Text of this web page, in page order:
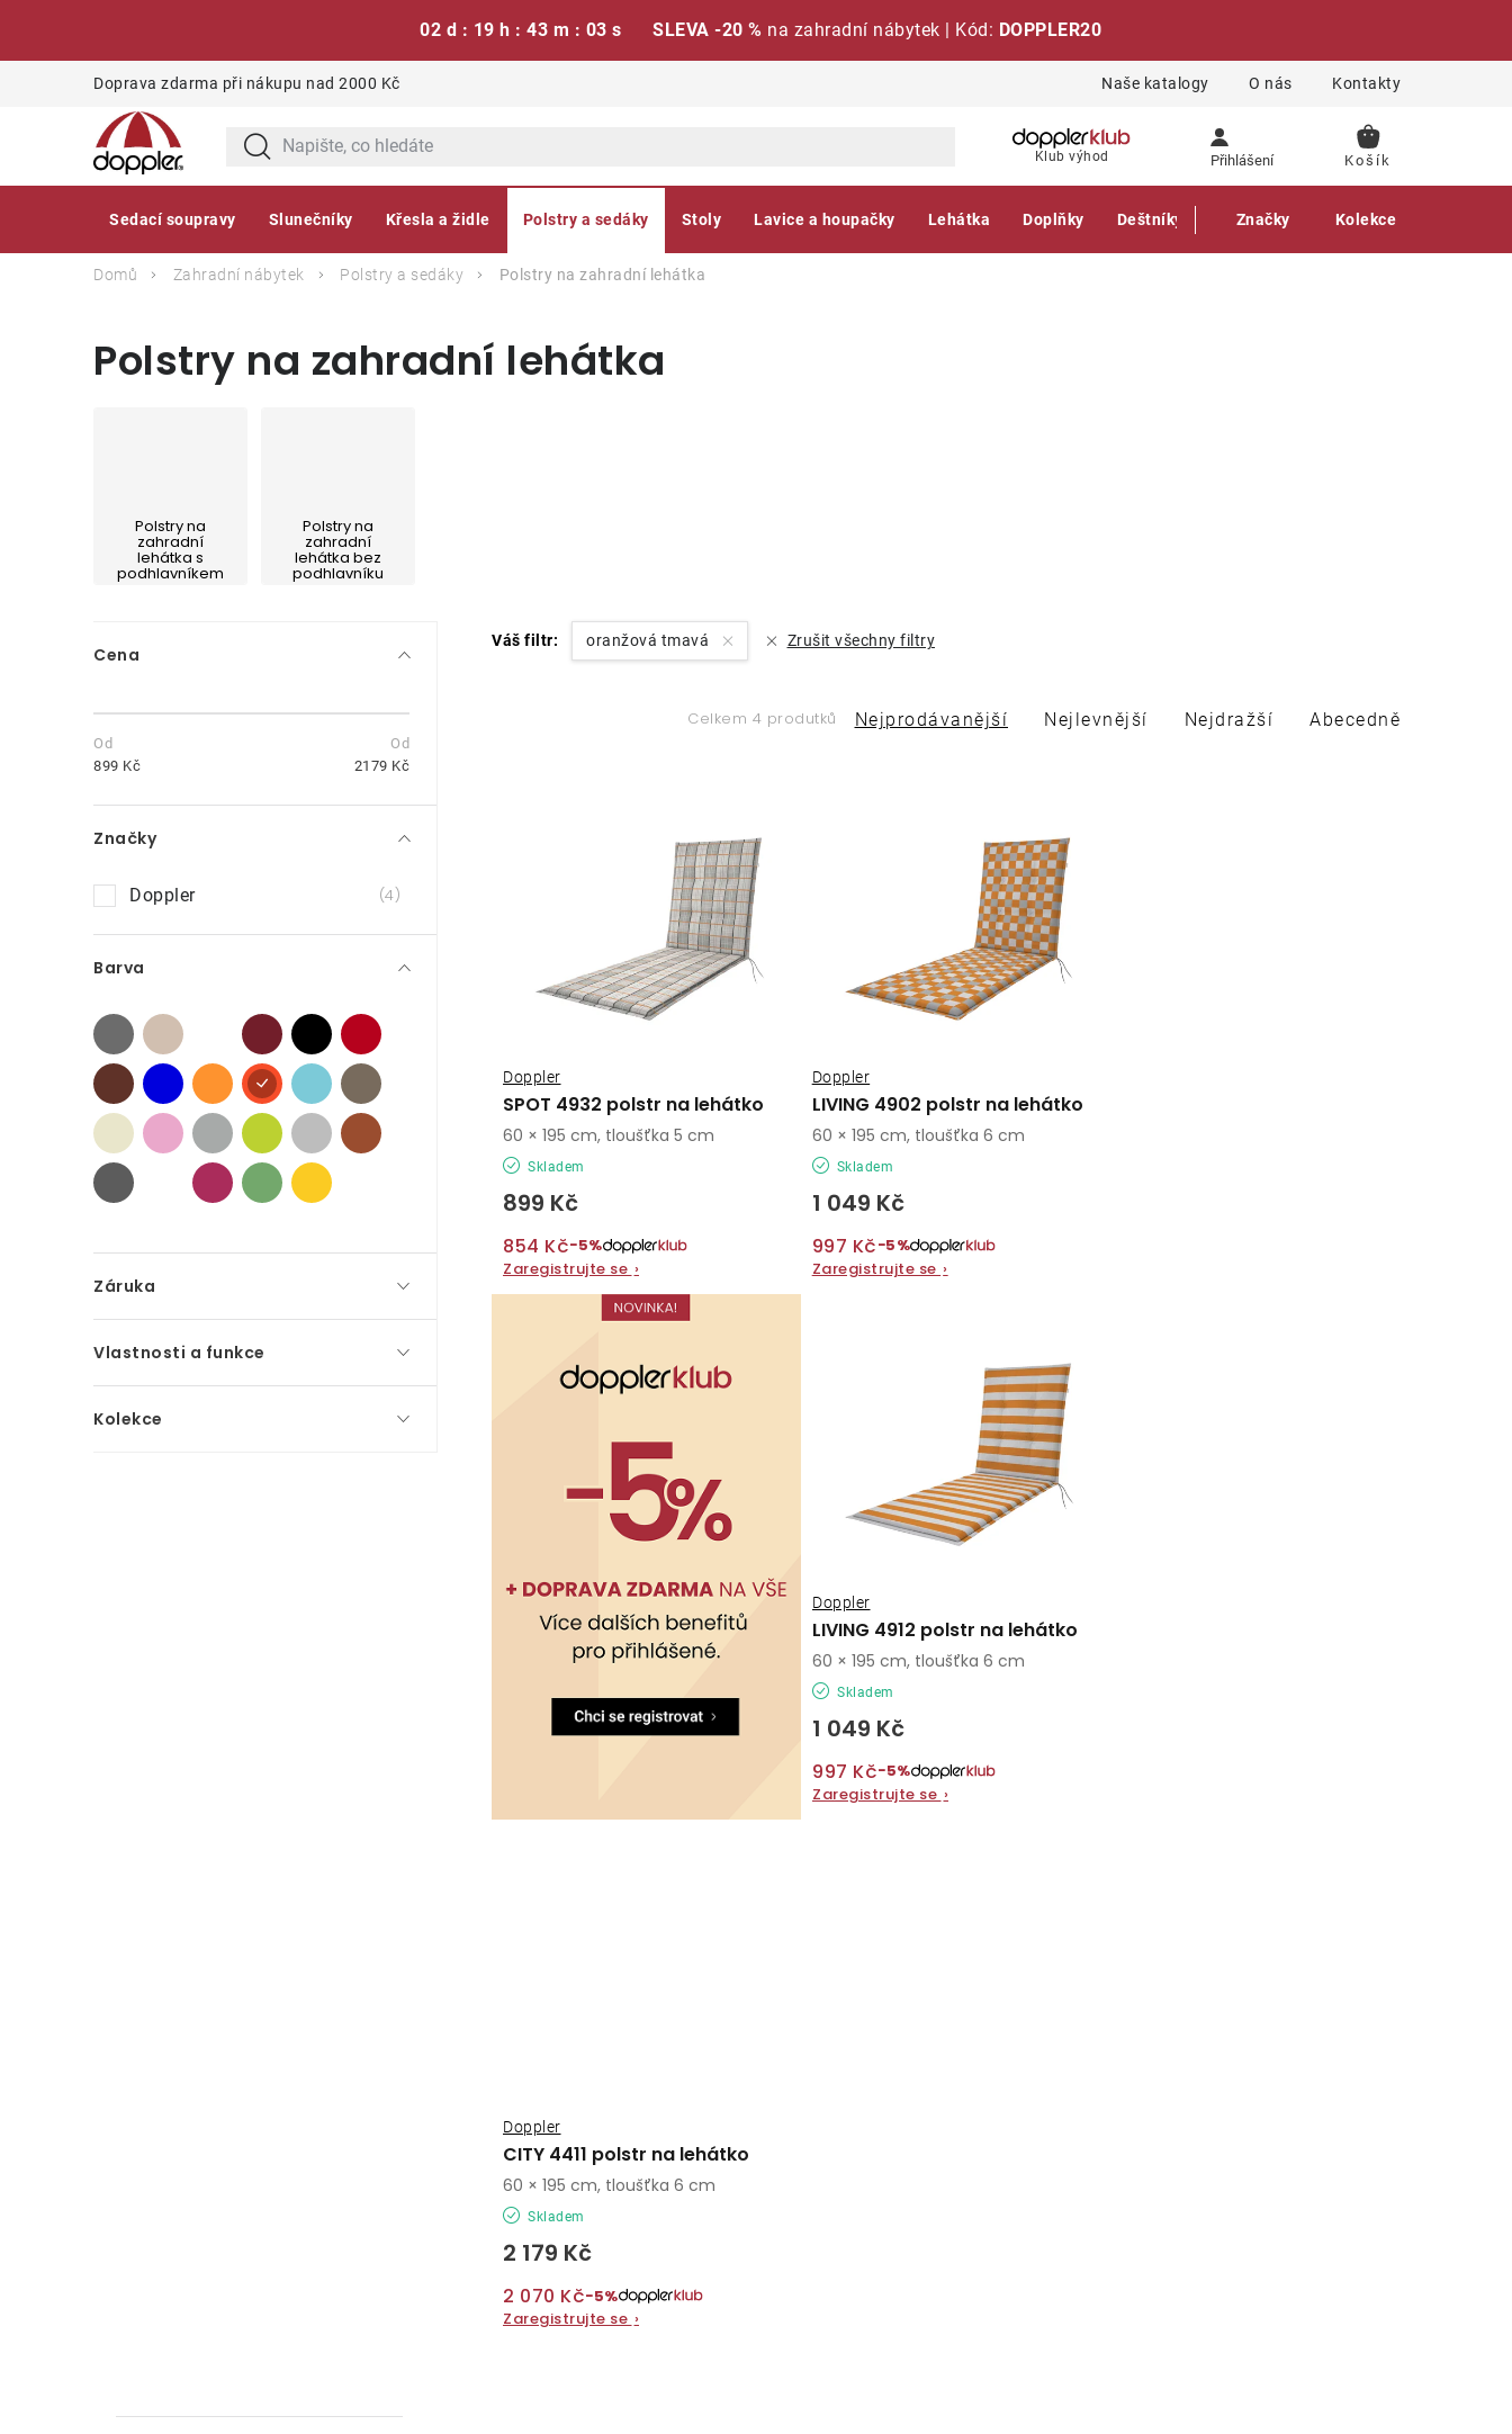
02 d : 19 h : 43 m : 03 s SLEVA -20 % na zahradní nábytek | Kód: DOPPLER20
Doprava zdarma při nákupu nad 2000 Kč Naše katalogy O nás Kontakty
Klub výhod Přihlášení
NÁKUPNÍ
Sedací soupravy Slunečníky Křesla a židle Polstry a sedáky Stoly Lavice a houpačky Lehátka Doplňky Deštníky Gastro produkty
Značky Kolekce
Domů Zahradní nábytek Polstry a sedáky Polstry na zahradní lehátka
Polstry na zahradní lehátka
Polstry na
zahradní
lehátka s
podhlavníkem
Polstry na
zahradní
lehátka bez
podhlavníku
P
s
t
r
a
n
n
í
p
a
n
e
l
Cena
899 Kč 2179 Kč
Značky
Doppler 4
Barva
Záruka
Vlastnosti a funkce
Kolekce
Váš filtr: oranžová tmavá Zrušit všechny filtry
Celkem 4 produtků
Ř
p
o
d
u
k
t
ů
Nejprodávanější Nejlevnější Nejdražší Abecedně
o
d
u
k
t
ů
SPOT 4932 polstr na lehátko
Doppler
Skladem
899 Kč
854 Kč−5%
Zaregistrujte se ›
60 × 195 cm, tloušťka 5 cm
LIVING 4902 polstr na lehátko
Doppler
Skladem
1 049 Kč
997 Kč−5%
Zaregistrujte se ›
60 × 195 cm, tloušťka 6 cm
LIVING 4912 polstr na lehátko
Doppler
Skladem
1 049 Kč
997 Kč−5%
Zaregistrujte se ›
60 × 195 cm, tloušťka 6 cm
CITY 4411 polstr na lehátko
Doppler
Skladem
2 179 Kč
2 070 Kč−5%
Zaregistrujte se ›
60 × 195 cm, tloušťka 6 cm